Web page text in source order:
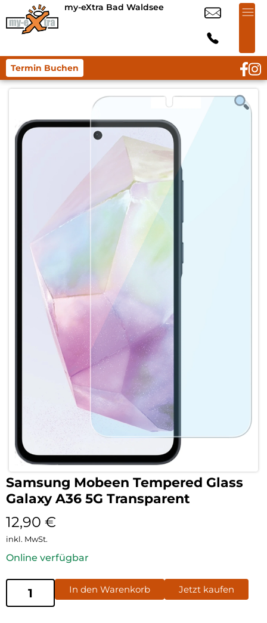
my-eXtra Bad Waldsee
Termin Buchen
Samsung Mobeen Tempered Glass
Galaxy A36 5G Transparent
12,90 €
inkl. MwSt.
Online verfügbar
In den Warenkorb Jetzt kaufen